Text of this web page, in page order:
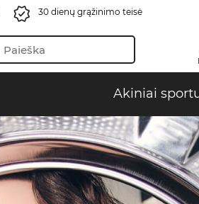
30 dienų grąžinimo teisė
Akiniai